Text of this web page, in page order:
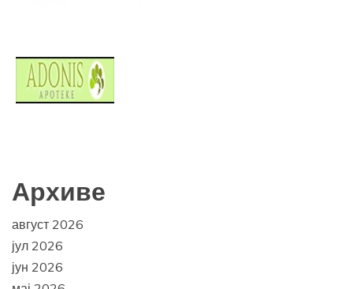
Архиве
август 2026
јул 2026
јун 2026